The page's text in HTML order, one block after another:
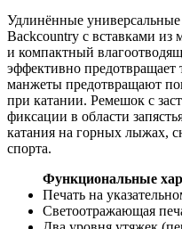
Удлинённые
Backcountry с вставками
и компактный
эффективно
манжеты предотвращают
при катании. Ремешок с
фиксации в области
катания на горных лыжах,
спорта.
Функциональные
Печать на
Светоотражающая